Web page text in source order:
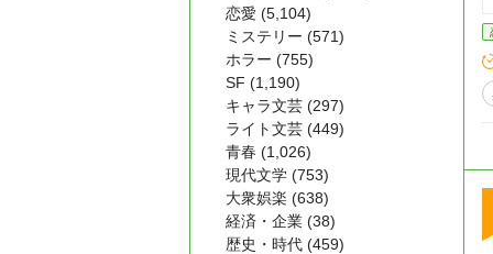
恋愛 (5,104)
ミステリー (571)
ホラー (755)
SF (1,190)
キャラ文芸 (297)
ライト文芸 (449)
青春 (1,026)
現代文学 (753)
大衆娯楽 (638)
経済・企業 (38)
歴史・時代 (459)